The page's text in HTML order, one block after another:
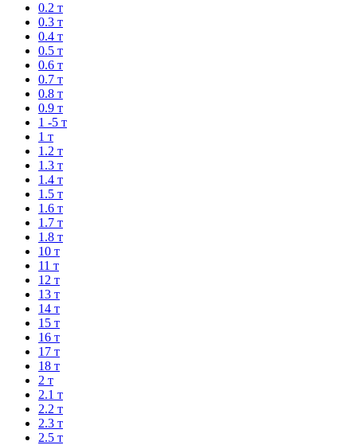
0.2 т
0.3 т
0.4 т
0.5 т
0.6 т
0.7 т
0.8 т
0.9 т
1 -5 т
1 т
1.2 т
1.3 т
1.4 т
1.5 т
1.6 т
1.7 т
1.8 т
10 т
11 т
12 т
13 т
14 т
15 т
16 т
17 т
18 т
2 т
2.1 т
2.2 т
2.3 т
2.5 т